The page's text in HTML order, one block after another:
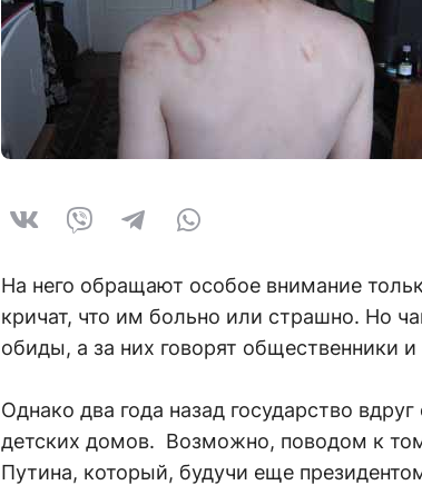
На него обращают особое внимание
кричат, что им больно или страшно. Но
обиды, а за них говорят общественники
Однако два года назад государство
детских домов. Возможно, поводом к
Путина, который, будучи еще